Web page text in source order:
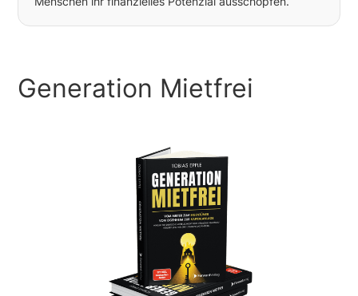
Generation Mietfrei